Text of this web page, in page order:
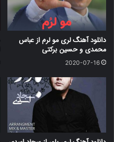
دانلود آهنگ لری مو لرم از عباس
محمدی و حسین برکتی
2020-07-16